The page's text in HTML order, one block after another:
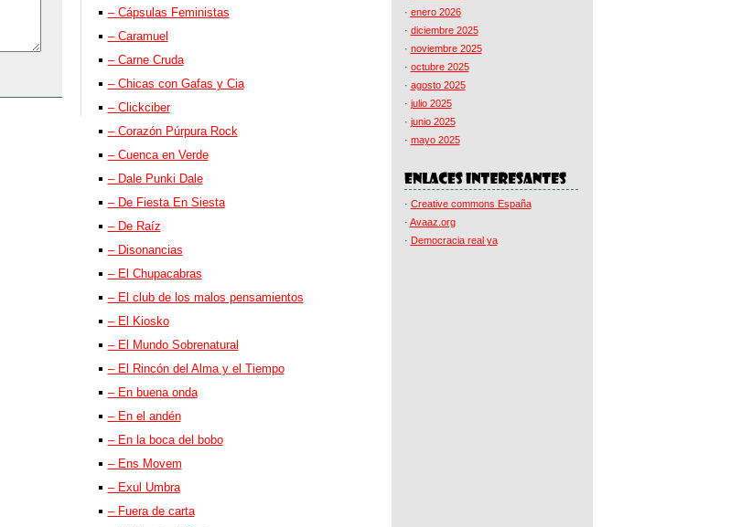
– Cápsulas Feministas
– Caramuel
– Carne Cruda
– Chicas con Gafas y Cia
– Clickciber
– Corazón Púrpura Rock
– Cuenca en Verde
– Dale Punki Dale
– De Fiesta En Siesta
– De Raíz
– Disonancias
– El Chupacabras
– El club de los malos pensamientos
– El Kiosko
– El Mundo Sobrenatural
– El Rincón del Alma y el Tiempo
– En buena onda
– En el andén
– En la boca del bobo
– Ens Movem
– Exul Umbra
– Fuera de carta
· enero 2026
· diciembre 2025
· noviembre 2025
· octubre 2025
· agosto 2025
· julio 2025
· junio 2025
· mayo 2025
· Creative commons España
· Avaaz.org
· Democracia real ya